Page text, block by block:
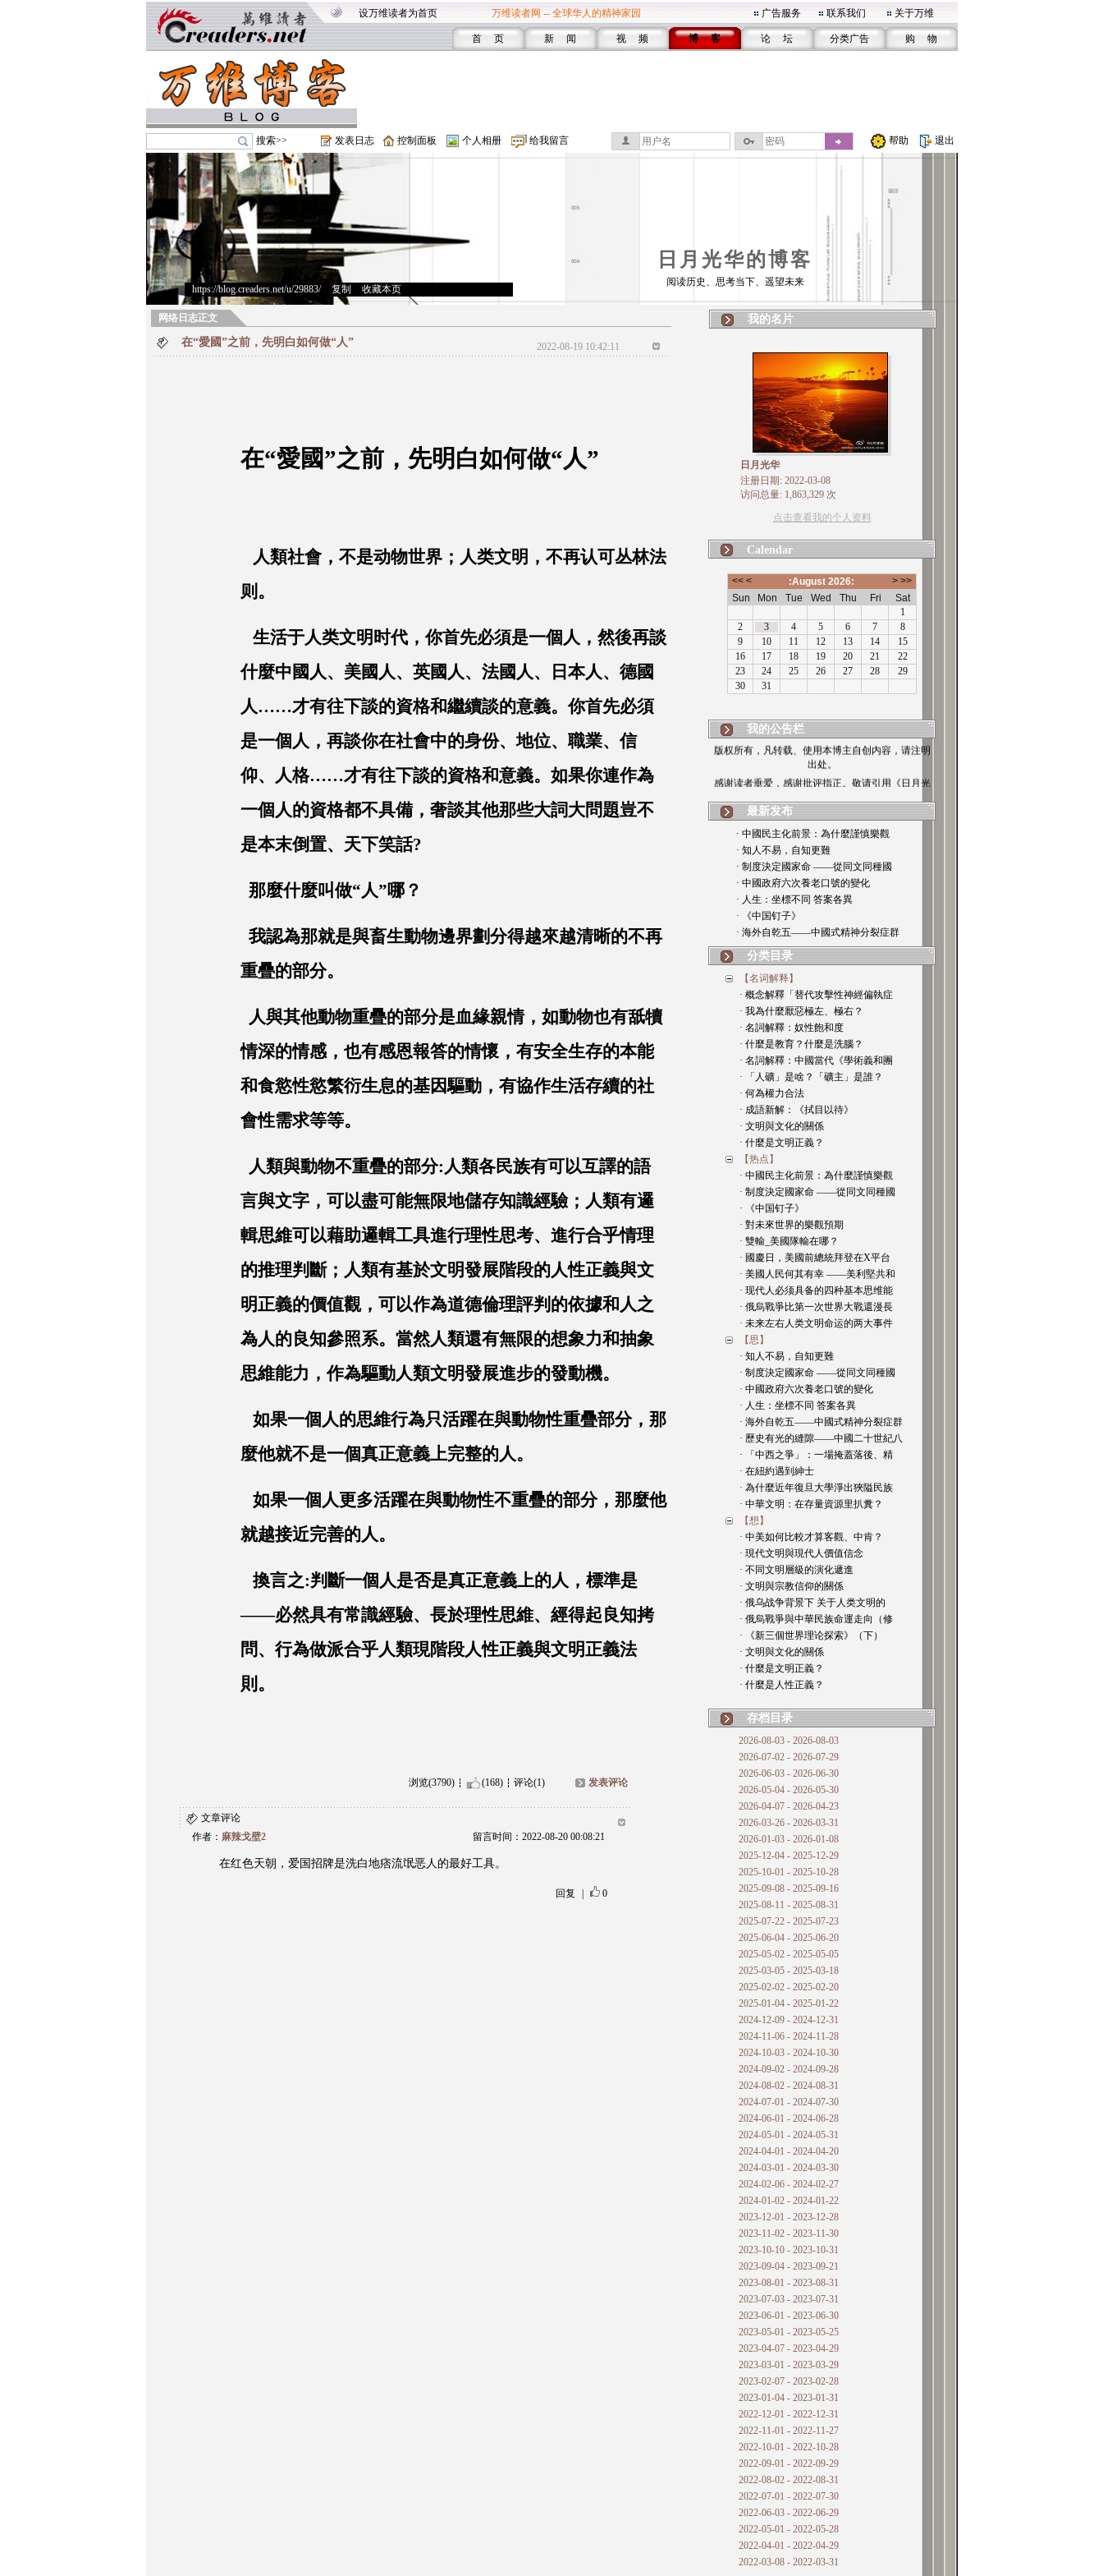
设万维读者为首页 万维读者网 -- 全球华人的精神家园 广告服务 联系我们 关于万维
首 页 新 闻 视 频 博 客 论 坛 分类广告 购 物
搜索>> 发表日志 控制面板 个人相册 给我留言 帮助 退出
日月光华的博客
https://blog.creaders.net/u/29883/> 复制 收藏本页
阅读历史、思考当下、遥望未来
网络日志正文
在“愛國”之前，先明白如何做“人” 2022-08-19 10:42:11
在“愛國”之前，先明白如何做“人”
人類社會，不是动物世界；人类文明，不再认可丛林法
则。
生活于人类文明时代，你首先必須是一個人，然後再談
什麼中國人、美國人、英國人、法國人、日本人、德國
人……才有往下談的資格和繼續談的意義。你首先必須
是一個人，再談你在社會中的身份、地位、職業、信
仰、人格……才有往下談的資格和意義。如果你連作為
一個人的資格都不具備，奢談其他那些大詞大問題豈不
是本末倒置、天下笑話?
那麼什麼叫做“人”哪？
我認為那就是與畜生動物邊界劃分得越來越清晰的不再
重疊的部分。
人與其他動物重疊的部分是血緣親情，如動物也有舐犢
情深的情感，也有感恩報答的情懷，有安全生存的本能
和食慾性慾繁衍生息的基因驅動，有協作生活存續的社
會性需求等等。
人類與動物不重疊的部分:人類各民族有可以互譯的語
言與文字，可以盡可能無限地儲存知識經驗；人類有邏
輯思維可以藉助邏輯工具進行理性思考、進行合乎情理
的推理判斷；人類有基於文明發展階段的人性正義與文
明正義的價值觀，可以作為道德倫理評判的依據和人之
為人的良知參照系。當然人類還有無限的想象力和抽象
思維能力，作為驅動人類文明發展進步的發動機。
如果一個人的思維行為只活躍在與動物性重疊部分，那
麼他就不是一個真正意義上完整的人。
如果一個人更多活躍在與動物性不重疊的部分，那麼他
就越接近完善的人。
換言之:判斷一個人是否是真正意義上的人，標準是
——必然具有常識經驗、長於理性思維、經得起良知拷
問、行為做派合乎人類現階段人性正義與文明正義法
則。
浏览(3790) (168) 评论(1) 发表评论
文章评论
作者： 麻辣戈壁2 留言时间：2022-08-20 00:08:21
在红色天朝，爱国招牌是洗白地痞流氓恶人的最好工具。
回复 0
我的名片
日月光华
注册日期: 2022-03-08
访问总量: 1,863,329 次
点击查看我的个人资料
Calendar
我的公告栏
版权所有，凡转载、使用本博主自创内容，请注明
出处。
感谢读者垂爱，感谢批评指正。敬请引用《日月光
华》博
最新发布
· 中國民主化前景：為什麼謹慎樂觀
· 知人不易，自知更難
· 制度決定國家命 ——從同文同種國
· 中國政府六次養老口號的變化
· 人生：坐標不同 答案各異
· 《中国钉子》
· 海外自乾五——中國式精神分裂症群
分类目录
【名词解释】
· 概念解釋「替代攻擊性神經偏執症
· 我為什麼厭惡極左、極右？
· 名詞解釋：奴性飽和度
· 什麼是教育？什麼是洗腦？
· 名詞解釋：中國當代《學術義和團
· 「人礦」是啥？「礦主」是誰？
· 何為權力合法
· 成語新解：《拭目以待》
· 文明與文化的關係
· 什麼是文明正義？
【热点】
· 中國民主化前景：為什麼謹慎樂觀
· 制度決定國家命 ——從同文同種國
· 《中国钉子》
· 對未來世界的樂觀預期
· 雙輸_美國隊輸在哪？
· 國慶日，美國前總統拜登在X平台
· 美國人民何其有幸 ——美利堅共和
· 现代人必须具备的四种基本思维能
· 俄烏戰爭比第一次世界大戰還漫長
· 未来左右人类文明命运的两大事件
【思】
· 知人不易，自知更難
· 制度決定國家命 ——從同文同種國
· 中國政府六次養老口號的變化
· 人生：坐標不同 答案各異
· 海外自乾五——中國式精神分裂症群
· 歷史有光的縫隙——中國二十世紀八
· 「中西之爭」：一場掩蓋落後、精
· 在紐約遇到紳士
· 為什麼近年復旦大學淨出狹隘民族
· 中華文明：在存量資源里扒糞？
【想】
· 中美如何比較才算客觀、中肯？
· 現代文明與現代人價值信念
· 不同文明層級的演化遞進
· 文明與宗教信仰的關係
· 俄乌战争背景下 关于人类文明的
· 俄烏戰爭與中華民族命運走向（修
· 《新三個世界理论探索》（下）
· 文明與文化的關係
· 什麼是文明正義？
· 什麼是人性正義？
存档目录
2026-08-03 - 2026-08-03
2026-07-02 - 2026-07-29
2026-06-03 - 2026-06-30
2026-05-04 - 2026-05-30
2026-04-07 - 2026-04-23
2026-03-26 - 2026-03-31
2026-01-03 - 2026-01-08
2025-12-04 - 2025-12-29
2025-10-01 - 2025-10-28
2025-09-08 - 2025-09-16
2025-08-11 - 2025-08-31
2025-07-22 - 2025-07-23
2025-06-04 - 2025-06-20
2025-05-02 - 2025-05-05
2025-03-05 - 2025-03-18
2025-02-02 - 2025-02-20
2025-01-04 - 2025-01-22
2024-12-09 - 2024-12-31
2024-11-06 - 2024-11-28
2024-10-03 - 2024-10-30
2024-09-02 - 2024-09-28
2024-08-02 - 2024-08-31
2024-07-01 - 2024-07-30
2024-06-01 - 2024-06-28
2024-05-01 - 2024-05-31
2024-04-01 - 2024-04-20
2024-03-01 - 2024-03-30
2024-02-06 - 2024-02-27
2024-01-02 - 2024-01-22
2023-12-01 - 2023-12-28
2023-11-02 - 2023-11-30
2023-10-10 - 2023-10-31
2023-09-04 - 2023-09-21
2023-08-01 - 2023-08-31
2023-07-03 - 2023-07-31
2023-06-01 - 2023-06-30
2023-05-01 - 2023-05-25
2023-04-07 - 2023-04-29
2023-03-01 - 2023-03-29
2023-02-07 - 2023-02-28
2023-01-04 - 2023-01-31
2022-12-01 - 2022-12-31
2022-11-01 - 2022-11-27
2022-10-01 - 2022-10-28
2022-09-01 - 2022-09-29
2022-08-02 - 2022-08-31
2022-07-01 - 2022-07-30
2022-06-03 - 2022-06-29
2022-05-01 - 2022-05-28
2022-04-01 - 2022-04-29
2022-03-08 - 2022-03-31